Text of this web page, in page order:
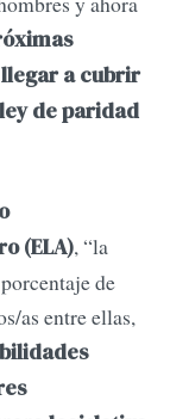
a cubrir
de paridad
(ELA), “la
de
as entre ellas,